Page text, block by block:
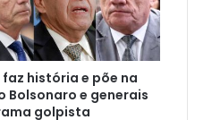
faz história e põe na
Bolsonaro e generais
golpista